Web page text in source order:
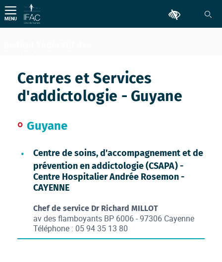
Aller
au
contenu
Comportementales
Outils
MENU
Centres et Services
d'addictologie - Guyane
Guyane
Centre de soins, d'accompagnement et de
prévention en addictologie (CSAPA) -
Centre Hospitalier Andrée Rosemon -
CAYENNE
Chef de service Dr Richard MILLOT
av des flamboyants BP 6006 - 97306 Cayenne
Téléphone : 05 94 35 13 80